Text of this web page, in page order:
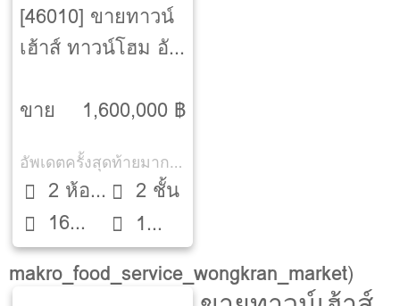
[46010] ขายทาวน์
เฮ้าส์ ทาวน์โฮม อัม
2 [Amarin Niwet 3
ขาย 1,600,000 ฿
อัพเดตครั้งสุดท้ายมากกว่า 30 วัน
2 ห้อง
นอน16
ตรว.
2 ชั้น
1
ห้องน้ำ
makro_food_service_wongkran_market)